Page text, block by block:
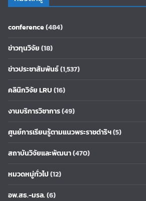
conference(484)
ข่าวทุนวิจัย(18)
ข่าวประชาสัมพันธ์(1,537)
คลินิกวิจัย LRU(16)
งานบริการวิชาการ(49)
ศูนย์การเรียนรู้ตามแนวพระราชดำริฯ(5)
สถาบันวิจัยและพัฒนา(470)
หมวดหมู่ทั่วไป(12)
อพ.สธ.-มรล.(6)